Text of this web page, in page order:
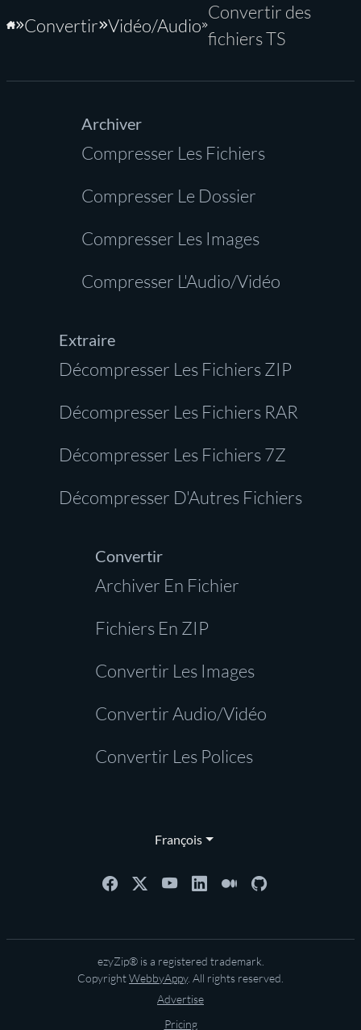
Accueil
Convertir Vidéo/Audio
Convertir des
fichiers TS
Archiver
Compresser Les Fichiers
Compresser Le Dossier
Compresser Les Images
Compresser L'Audio/Vidéo
Extraire
Décompresser Les Fichiers ZIP
Décompresser Les Fichiers RAR
Décompresser Les Fichiers 7Z
Décompresser D'Autres Fichiers
Convertir
Archiver En Fichier
Fichiers En ZIP
Convertir Les Images
Convertir Audio/Vidéo
Convertir Les Polices
François
ezyZip® is a registered trademark.
CopyrightWebbyAppy. All rights reserved.
Advertise
Pricing